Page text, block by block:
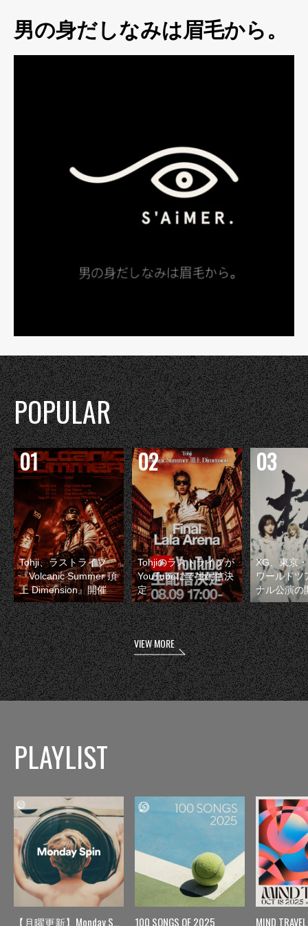
男の身だしなみは眉毛から。
POPULAR
Tohji、ラストライブ
『Volcanic Summer 頂
上 Dimension』開催
Tohjiのラストライブが
YouTubeにて生配信決
定
XG、東京
ワールドツ
ナル公演の
VIEW MORE
PLAYLIST
【月曜更新】Monday Spin 100 SONGS OF 2025 MIND TRAVEL